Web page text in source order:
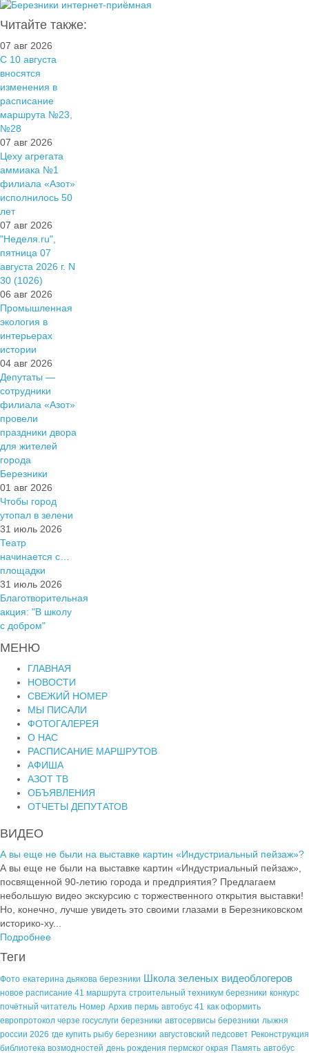
Читайте также:
07 авг 2026
С 10 августа
вносятся
изменения в
расписание
маршрута №23,
№28
07 авг 2026
Цеху агрегата
аммиака №1
филиала «Азот»
исполнилось 50
лет
07 авг 2026
"Неделя.ru",
пятница 07
августа 2026 г. N
30 (1026)
06 авг 2026
Промышленная
экология в
интерьерах
истории
04 авг 2026
Депутаты —
сотрудники
филиала «Азот»
провели
праздники двора
для жителей
города
Березники
01 авг 2026
Чтобы город
утопал в зелени
31 июль 2026
Театр
начинается с…
площадки
31 июль 2026
Благотворительная
акция: "В школу
с добром"
МЕНЮ
ГЛАВНАЯ
НОВОСТИ
СВЕЖИЙ НОМЕР
МЫ ПИСАЛИ
ФОТОГАЛЕРЕЯ
О НАС
РАСПИСАНИЕ МАРШРУТОВ
АФИША
АЗОТ ТВ
ОБЪЯВЛЕНИЯ
ОТЧЕТЫ ДЕПУТАТОВ
ВИДЕО
А вы еще не были на выставке картин «Индустриальный пейзаж»?
А вы еще не были на выставке картин «Индустриальный пейзаж»,
посвященной 90-летию города и предприятия? Предлагаем
небольшую видео экскурсию с торжественного открытия выставки!
Но, конечно, лучше увидеть это своими глазами в Березниковском
историко-ху...
Подробнее
Теги
Фото екатерина дьякова березники Школа зеленых видеоблогеров
новое расписание 41 маршрута строительный техникум березники конкурс
почётный читатель Номер Архив пермь автобус 41 как оформить
европротокол черзе госуслуги березники автосервисы березники лыжня
россии 2026 где купить рыбу березники августовский педсовет Реконструкция
библиотека возмодностей день рождения пермског окрая Память автобус